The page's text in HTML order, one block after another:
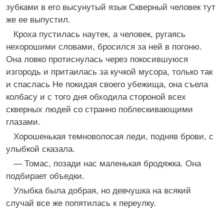
зубками в его высунутый язык Скверный человек тут
же ее выпустил.
Кроха пустилась наутек, а человек, ругаясь
нехорошими словами, бросился за ней в погоню.
Она ловко протиснулась через покосившуюся
изгородь и притаилась за кучкой мусора, только так
и спаслась Не покидая своего убежища, она съела
колбасу и с того дня обходила стороной всех
скверных людей со странно поблескивающими
глазами.
Хорошенькая темноволосая леди, подняв брови, с
улыбкой сказала.
— Томас, позади нас маленькая бродяжка. Она
подбирает объедки.
Улыбка была добрая, но девчушка на всякий
случай все же попятилась к переулку.